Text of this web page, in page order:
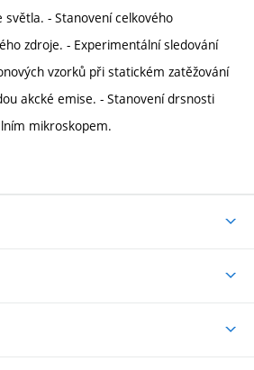
světla. - Stanovení celkového
zdroje. - Experimentální sledování
vzorků při statickém zatěžování
akcké emise. - Stanovení drsnosti
mikroskopem.